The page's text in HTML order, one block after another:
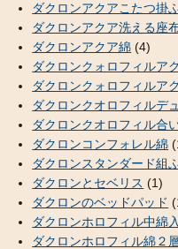
ダクロンアクアこたつ掛
ダクロンアクア洗える座
ダクロンアクア綿 (4)
ダクロンクォロフィルア
ダクロンクォロフィルア
ダクロンクオロフィルデ
ダクロンクオロフィル合
ダクロンコンフォレル綿
ダクロンスタンダード組
ダクロンとセベリス (1)
ダクロンのベッドパッド
ダクロンホロフィル中綿
ダクロンホロフィル綿２